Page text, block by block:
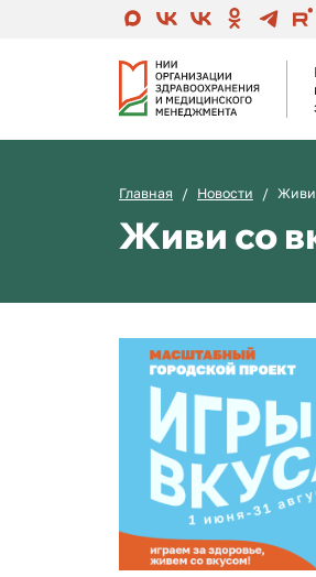
Главная Новости Живи
Живи со